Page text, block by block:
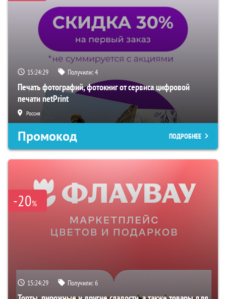
15:24:27 Получили:4
Печать фотографий, фотокниг от сервиса цифровой
печати netPrint
Россия
Промокод ПОДРОБНЕЕ
-20%
15:24:27 Получили:6